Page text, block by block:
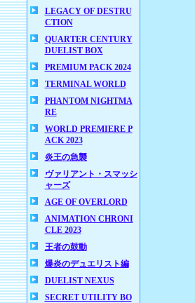
LEGACY OF DESTRU
CTION
QUARTER CENTURY
DUELIST BOX
PREMIUM PACK 2024
TERMINAL WORLD
PHANTOM NIGHTMA
RE
WORLD PREMIERE P
ACK 2023
炎王の急襲
ヴァリアント・スマッシ
ャーズ
AGE OF OVERLORD
ANIMATION CHRONI
CLE 2023
王者の鼓動
爆炎のデュエリスト編
DUELIST NEXUS
SECRET UTILITY BO